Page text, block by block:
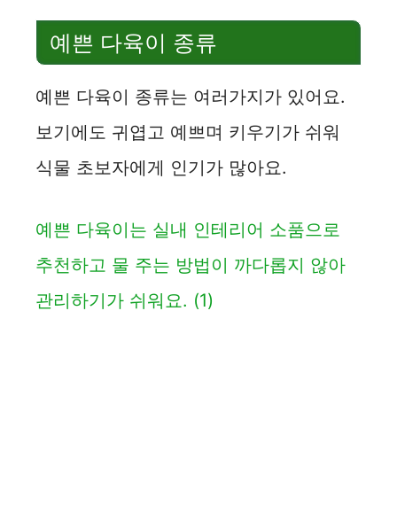
예쁜 다육이 종류
예쁜 다육이 종류는 여러가지가 있어요.
보기에도 귀엽고 예쁘며 키우기가 쉬워
식물 초보자에게 인기가 많아요.
예쁜 다육이는 실내 인테리어 소품으로
추천하고 물 주는 방법이 까다롭지 않아
관리하기가 쉬워요. (1)